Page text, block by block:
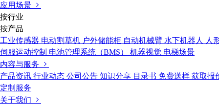
应用场景
按行业
按产品
工业传感器 电动割草机 户外储能柜 自动机械臂 水下机器人
人
伺服运动控制 电池管理系统（BMS） 机器视觉 电梯场景
内容与服务
产品资讯 行业动态 公司公告 知识分享 目录书 免费送样 获取报
定制服务
关于我们